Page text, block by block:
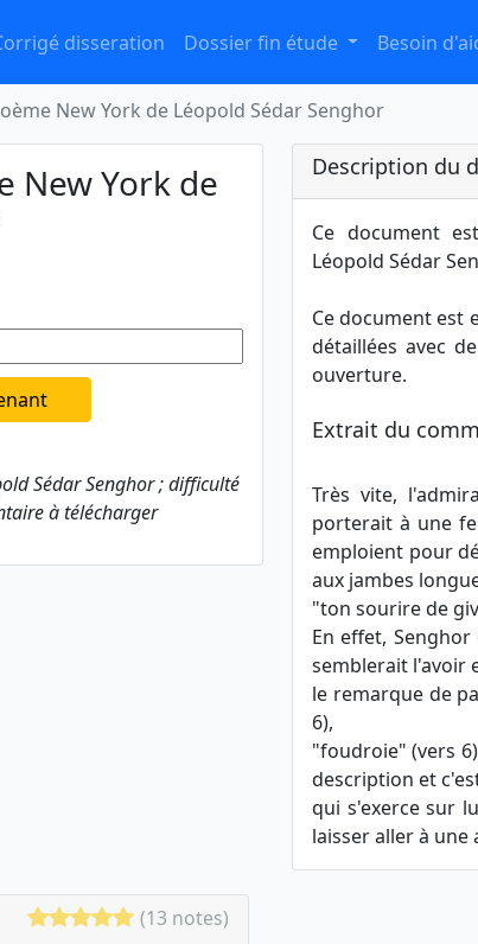
disseration Dossier fin étude Besoin
New York de Léopold Sédar Senghor
New York de
Sédar Senghor ; difficulté
à télécharger
Description du
Ce document
Léopold Sédar
Ce document est
détaillées avec
ouverture.
Extrait du
Très vite,
porterait à une
emploient pour
aux jambes
"ton sourire de
En effet,
semblerait l'avoir
le remarque de
6),
"foudroie" (vers
description et
qui s'exerce sur
laisser aller à
(13 notes)